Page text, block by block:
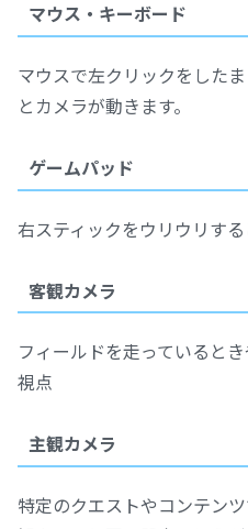
マウス・キーボード
マウスで左クリックをした
とカメラが動きます。
ゲームパッド
右スティックをウリウリする
客観カメラ
フィールドを走っていると
視点
主観カメラ
特定のクエストやコンテン